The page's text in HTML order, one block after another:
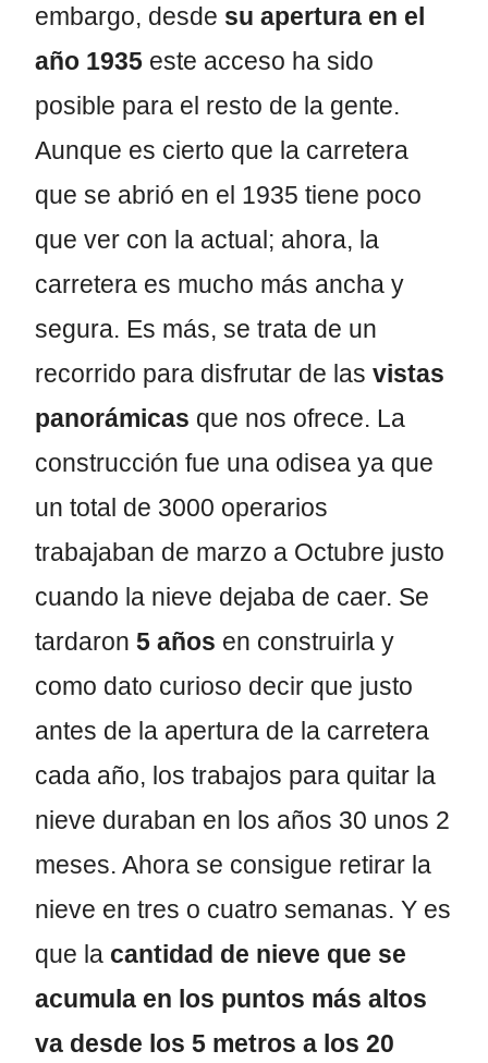
embargo, desde su apertura en el
año 1935 este acceso ha sido
posible para el resto de la gente.
Aunque es cierto que la carretera
que se abrió en el 1935 tiene poco
que ver con la actual; ahora, la
carretera es mucho más ancha y
segura. Es más, se trata de un
recorrido para disfrutar de lasvistas
panorámicas que nos ofrece. La
construcción fue una odisea ya que
un total de 3000 operarios
trabajaban de marzo a Octubre justo
cuando la nieve dejaba de caer. Se
tardaron 5 años en construirla y
como dato curioso decir que justo
antes de la apertura de la carretera
cada año, los trabajos para quitar la
nieve duraban en los años 30 unos 2
meses. Ahora se consigue retirar la
nieve en tres o cuatro semanas. Y es
que la cantidad de nieve que se
acumula en los puntos más altos
va desde los 5 metros a los 20